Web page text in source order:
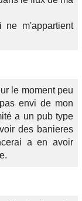
ne m'appartient
le moment peu
envi de mon
a un pub type
des banieres
a en avoir